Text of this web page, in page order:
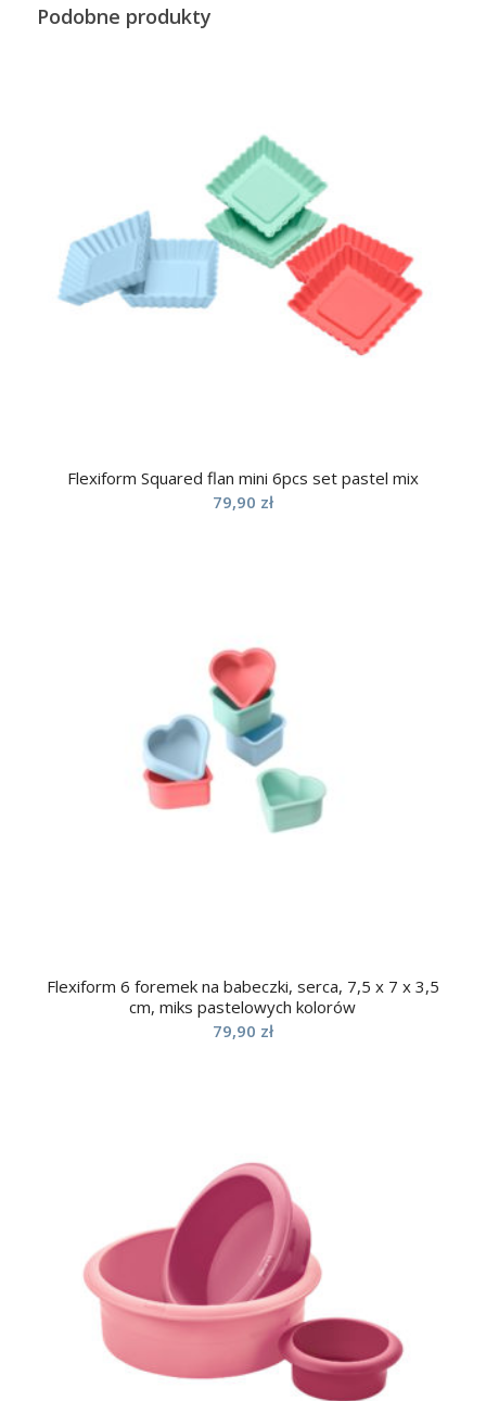
Podobne produkty
Flexiform Squared flan mini 6pcs set pastel mix
79,90 zł
Flexiform 6 foremek na babeczki, serca, 7,5 x 7 x 3,5
cm, miks pastelowych kolorów
79,90 zł